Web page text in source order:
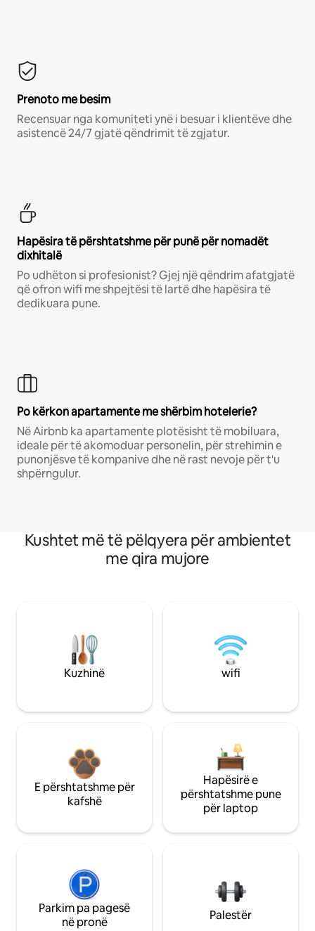
Prenoto me besim
Recensuar nga komuniteti ynë i besuar i klientëve dhe
asistencë 24/7 gjatë qëndrimit të zgjatur.
Hapësira të përshtatshme për punë për nomadët
dixhitalë
Po udhëton si profesionist? Gjej një qëndrim afatgjatë
që ofron wifi me shpejtësi të lartë dhe hapësira të
dedikuara pune.
Po kërkon apartamente me shërbim hotelerie?
Në Airbnb ka apartamente plotësisht të mobiluara,
ideale për të akomoduar personelin, për strehimin e
punonjësve të kompanive dhe në rast nevoje për t'u
shpërngulur.
Kushtet më të pëlqyera për ambientet
me qira mujore
Kuzhinë wifi
E përshtatshme për
kafshë
Hapësirë e
përshtatshme pune
për laptop
Parkim pa pagesë
në pronë
Palestër